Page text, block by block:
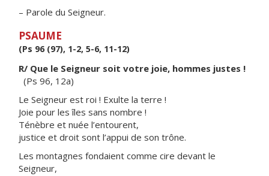
– Parole du Seigneur.
PSAUME
(Ps 96 (97), 1-2, 5-6, 11-12)
R/ Que le Seigneur soit votre joie, hommes justes !
(Ps 96, 12a)
Le Seigneur est roi ! Exulte la terre !
Joie pour les îles sans nombre !
Ténèbre et nuée l’entourent,
justice et droit sont l’appui de son trône.
Les montagnes fondaient comme cire devant le
Seigneur,